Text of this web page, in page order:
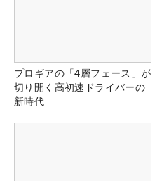
プロギアの「4層フェース」が
切り開く高初速ドライバーの
新時代